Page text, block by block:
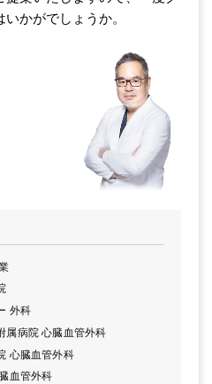
かがでしょうか。
外科
属病院 心臓血管外科
心臓血管外科
血管外科